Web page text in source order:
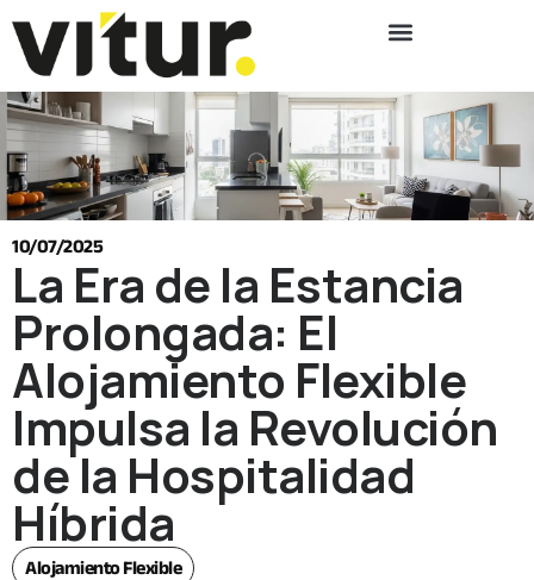
10/07/2025
La Era de la Estancia
Prolongada: El
Alojamiento Flexible
Impulsa la Revolución
de la Hospitalidad
Híbrida
Alojamiento Flexible